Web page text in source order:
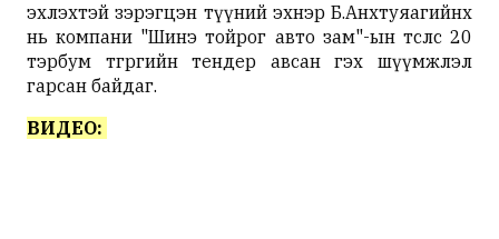
эхлэхтэй зэрэгцэн түүний эхнэр Б.Анхтуяагийнх
нь компани "Шинэ тойрог авто зам"-ын төслөөс 20
тэрбум төгрөгийн тендер авсан гэх шүүмжлэл
гарсан байдаг.
ВИДЕО: